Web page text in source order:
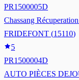
PR1500005D
Chassang
FRIDEFONT (15110)
5
PR1500004D
AUTO PIÈCES